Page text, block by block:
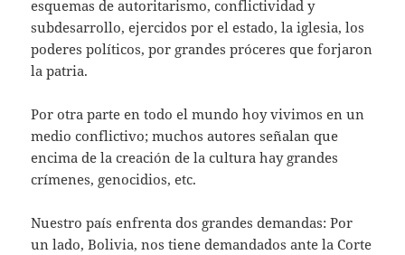
esquemas de autoritarismo, conflictividad y
subdesarrollo, ejercidos por el estado, la iglesia, los
poderes políticos, por grandes próceres que forjaron
la patria.
Por otra parte en todo el mundo hoy vivimos en un
medio conflictivo; muchos autores señalan que
encima de la creación de la cultura hay grandes
crímenes, genocidios, etc.
Nuestro país enfrenta dos grandes demandas: Por
un lado, Bolivia, nos tiene demandados ante la Corte